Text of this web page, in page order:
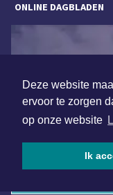
Deze website
ervoor te zorgen
op onze website
Ik
ONLINE DAGBLADEN